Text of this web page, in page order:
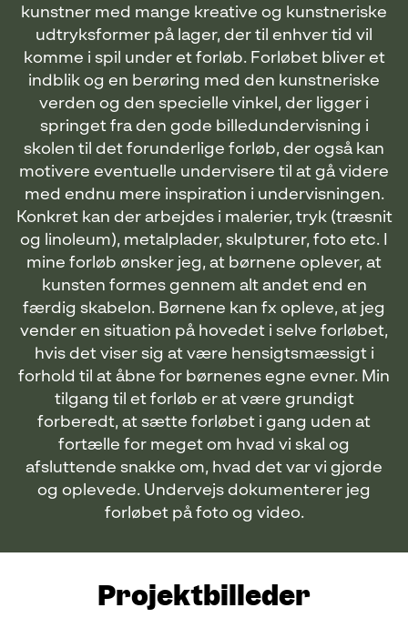
kunstner med mange kreative og kunstneriske
udtryksformer på lager, der til enhver tid vil
komme i spil under et forløb. Forløbet bliver et
indblik og en berøring med den kunstneriske
verden og den specielle vinkel, der ligger i
springet fra den gode billedundervisning i
skolen til det forunderlige forløb, der også kan
motivere eventuelle undervisere til at gå videre
med endnu mere inspiration i undervisningen.
Konkret kan der arbejdes i malerier, tryk (træsnit
og linoleum), metalplader, skulpturer, foto etc. I
mine forløb ønsker jeg, at børnene oplever, at
kunsten formes gennem alt andet end en
færdig skabelon. Børnene kan fx opleve, at jeg
vender en situation på hovedet i selve forløbet,
hvis det viser sig at være hensigtsmæssigt i
forhold til at åbne for børnenes egne evner. Min
tilgang til et forløb er at være grundigt
forberedt, at sætte forløbet i gang uden at
fortælle for meget om hvad vi skal og
afsluttende snakke om, hvad det var vi gjorde
og oplevede. Undervejs dokumenterer jeg
forløbet på foto og video.
Projektbilleder